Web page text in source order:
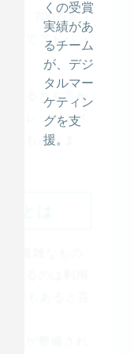
くの受賞
実績があ
るチーム
が、デジ
タルマー
ケティン
グを支
援。
れ、700点を
どでアドバン
いるとも言わ
クレジットス
ともありま
とは
と複雑なもの
いるのは利用
でもあると言
アが整備され